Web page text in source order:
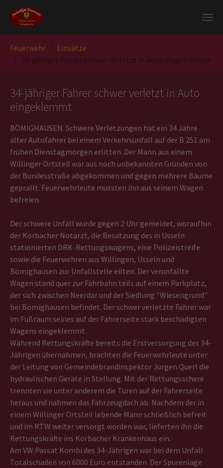
Zum Hauptinhalt springen
Feuerwehr
Einsätze
34-jähriger Fahrer schwer verletzt in Auto eingeklemmt
34-jähriger Fahrer schwer verletzt in Auto
eingeklemmt
BÖMIGHAUSEN. Schwere Verletzungen hat ein 34 Jahre
alter Autofahrer bei einem Verkehrsunfall auf der B 251 am
frühen Dienstagmorgen erlitten. Der Mann aus einem
Willinger Ortsteil war aus noch unbekannten Gründen von
der Bundesstraße abgekommen und gegen mehrere Bäume
geprallt. Feuerwehrleute mussten ihn aus seinem Wagen
befreien.
Der schwere Unfall wurde gegen 2 Uhr gemeldet, woraufhin
der Korbacher Notarzt, die Besatzung des in Usseln
stationierten DRK-Rettungswagens, eine Polizeistreife
sowie die Feuerwehren aus Willingen, Usseln und
Bömighausen zur Unfallstelle eilten. Der verunfallte
Wagen stand quer zur Fahrbahn teils auf einem Parkplatz,
der sich zwischen Neerdar und der Siedlung "Wiesengrund"
bei Bömighausen befindet. Der schwer verletzte Fahrer war
im Fußraum seines auf der Fahrerseite stark beschädigten
Wagens eingeklemmt.
Während Rettungskräfte bereits die Erstversorgung des 34-
Jährigen übernahmen, brachten die Feuerwehrleute unter
der Leitung von Gemeindebrandinspektor Jürgen Querl die
hydraulischen Geräte in Stellung. Mit der Rettungsschere
trennten sie unter anderem die Türen auf der Fahrerseite
heraus und nahmen das Fahrzeugdach ab. Nachdem der in
einem Willinger Ortsteil lebende Mann schließlich befreit
und im RTW weiter versorgt worden war, lieferten ihn die
Rettungskräfte ins Korbacher Krankenhaus ein.
Am VW Passat Kombi des 34-Jährigen war bei dem Unfall
Totalschaden von 6000 Euro entstanden. Der Spurenlage